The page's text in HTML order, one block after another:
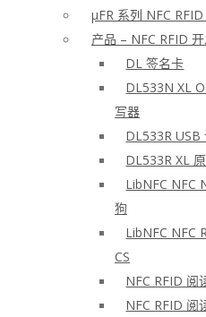
μFR 系列 NFC
产品 – NFC RFID
DL 签名卡
DL533N XL
写器
DL533R USB
DL533R XL
LibNFC NFC
狗
LibNFC NFC
CS
NFC RFID 阅
NFC RFID 阅